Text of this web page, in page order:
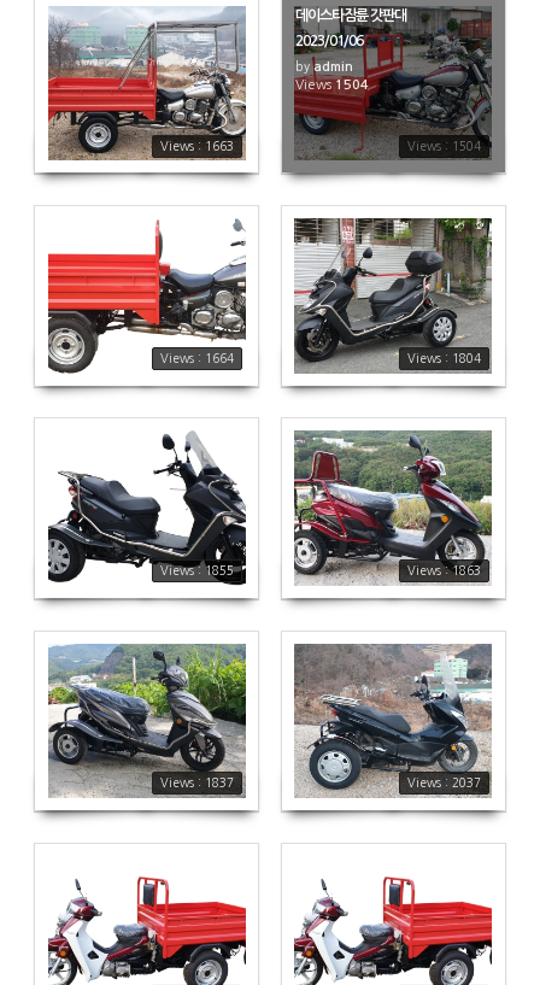
Views : 1663
1663
Views : 1504
데이스타잠륜 갓판대
2023/01/06
byadmin
Views 1504
Views : 1664
1664
Views : 1804
1804
Views : 1855
1855
Views : 1863
1863
Views : 1837
1837
Views : 2037
2037
2405 1801